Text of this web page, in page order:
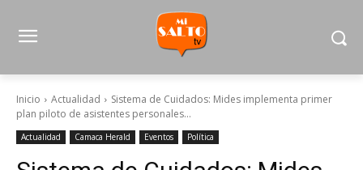
Inicio Actualidad
Sistema de Cuidados: Mides implementa primer
plan piloto de asistentes personales...
Actualidad Camaca Herald Eventos Política